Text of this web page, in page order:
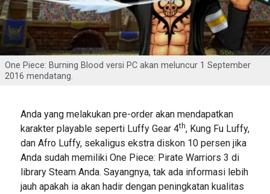
One Piece: Burning Blood versi PC akan meluncur 1 September
2016 mendatang.
Anda yang melakukan pre-order akan mendapatkan
karakter playable seperti Luffy Gear 4th, Kung Fu Luffy,
dan Afro Luffy, sekaligus ekstra diskon 10 persen jika
Anda sudah memiliki One Piece: Pirate Warriors 3 di
library Steam Anda. Sayangnya, tak ada informasi lebih
jauh apakah ia akan hadir dengan peningkatan kualitas